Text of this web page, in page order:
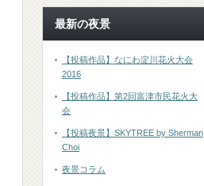
最新の夜景
【投稿作品】なにわ淀川花火大会
2016
【投稿作品】第2回富津市民花火大
会
【投稿夜景】SKYTREE by Sherman
Choi
夜景コラム